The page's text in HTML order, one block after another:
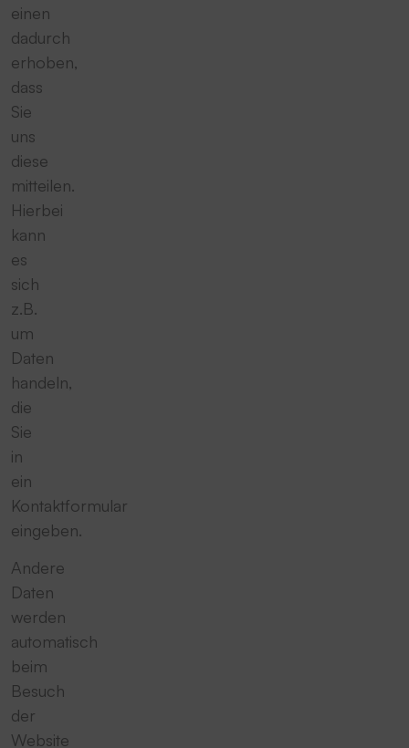
einen
dadurch
erhoben,
dass
Sie
uns
diese
mitteilen.
Hierbei
kann
es
sich
z.B.
um
Daten
handeln,
die
Sie
in
ein
Kontaktformular
eingeben.
Andere
Daten
werden
automatisch
beim
Besuch
der
Website